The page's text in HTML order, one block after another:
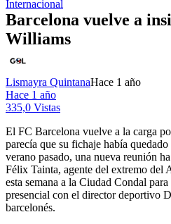
Internacional
Barcelona vuelve a
Williams
Lismayra QuintanaHace 1 año
Hace 1 año
335,0 Vistas
El FC Barcelona vuelve a la carga
parecía que su fichaje había
verano pasado, una nueva reunión
Félix Tainta, agente del extremo del
esta semana a la Ciudad Condal
presencial con el director deportivo
barcelonés.